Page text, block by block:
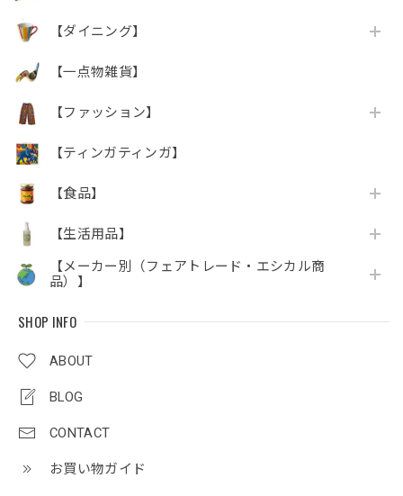
【ダイニング】
【一点物雑貨】
【ファッション】
【ティンガティンガ】
【食品】
【生活用品】
【メーカー別（フェアトレード・エシカル商
品）】
SHOP INFO
ABOUT
BLOG
CONTACT
お買い物ガイド